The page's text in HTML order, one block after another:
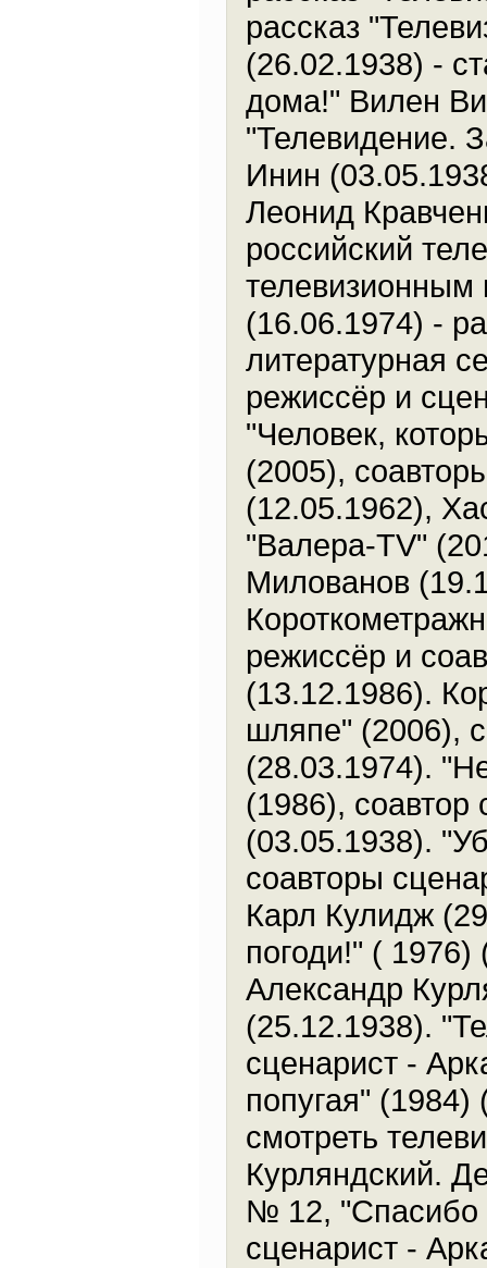
рассказ
(26.02.1938) -
дома!" Вилен
"Телевидение.
Инин
Леонид
российский
телевизионным
(16.06.1974) -
литературная
режиссёр и
"Человек,
(2005),
(12.05.1962),
"Валера-TV"
Милованов
режиссёр и
(13.12.1986).
шляпе" (2006),
(28.03.1974).
(1986),
(03.05.1938).
соавторы
Карл Кулидж
погоди!" (
Александр
(25.12.1938).
сценарист -
попугая" (1984)
смотреть
Курляндский.
№ 12, "Спасибо
сценарист -